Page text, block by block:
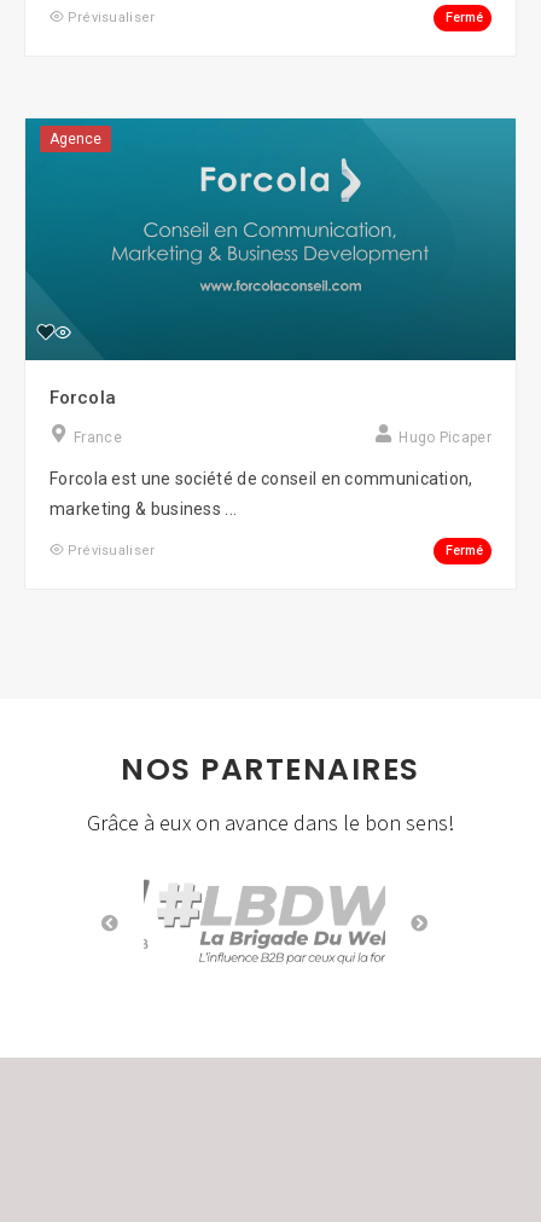
Prévisualiser Fermé
Agence
Forcola
France Hugo Picaper
Forcola est une société de conseil en communication,
marketing & business ...
Prévisualiser Fermé
NOS PARTENAIRES
Grâce à eux on avance dans le bon sens!